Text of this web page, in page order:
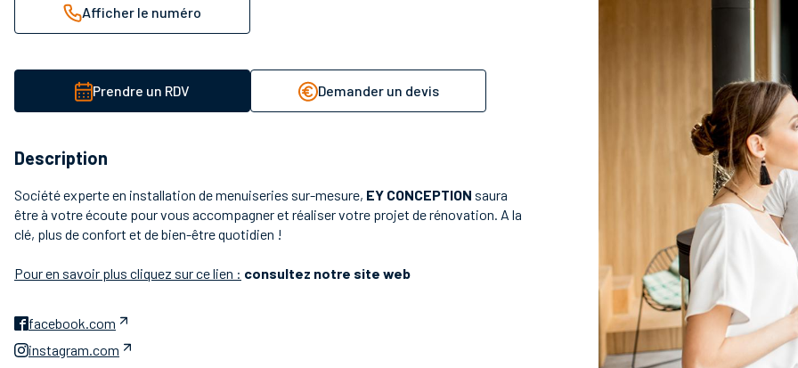
Afficher le numéro
Prendre un RDV Demander un devis
Description
Société experte en installation de menuiseries sur-mesure, EY CONCEPTION saura
être à votre écoute pour vous accompagner et réaliser votre projet de rénovation. A la
clé, plus de confort et de bien-être quotidien !
Pour en savoir plus cliquez sur ce lien : consultez notre site web
facebook.com
instagram.com